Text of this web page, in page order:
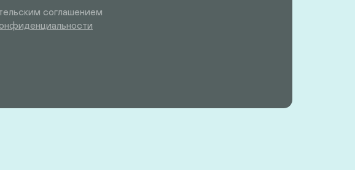
соглашением